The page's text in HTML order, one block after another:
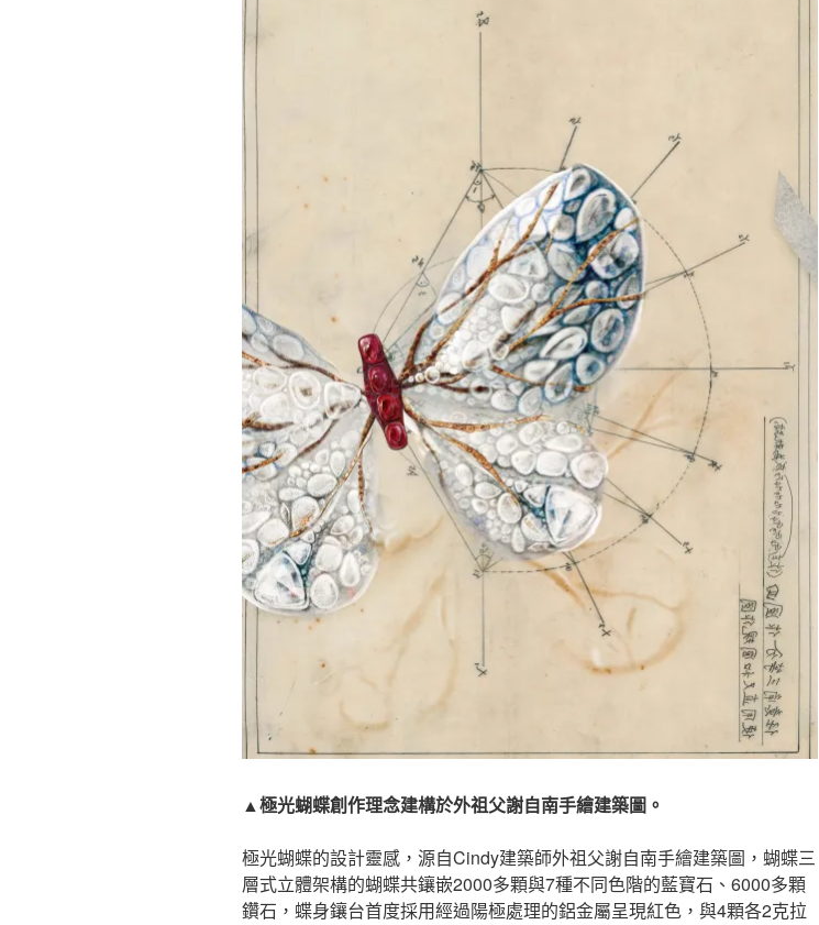
▲極光蝴蝶創作理念建構於外祖父謝自南手繪建築圖。
極光蝴蝶的設計靈感，源自Cindy建築師外祖父謝自南手繪建築圖，蝴蝶三
層式立體架構的蝴蝶共鑲嵌2000多顆與7種不同色階的藍寶石、6000多顆
鑽石，蝶身鑲台首度採用經過陽極處理的鋁金屬呈現紅色，與4顆各2克拉